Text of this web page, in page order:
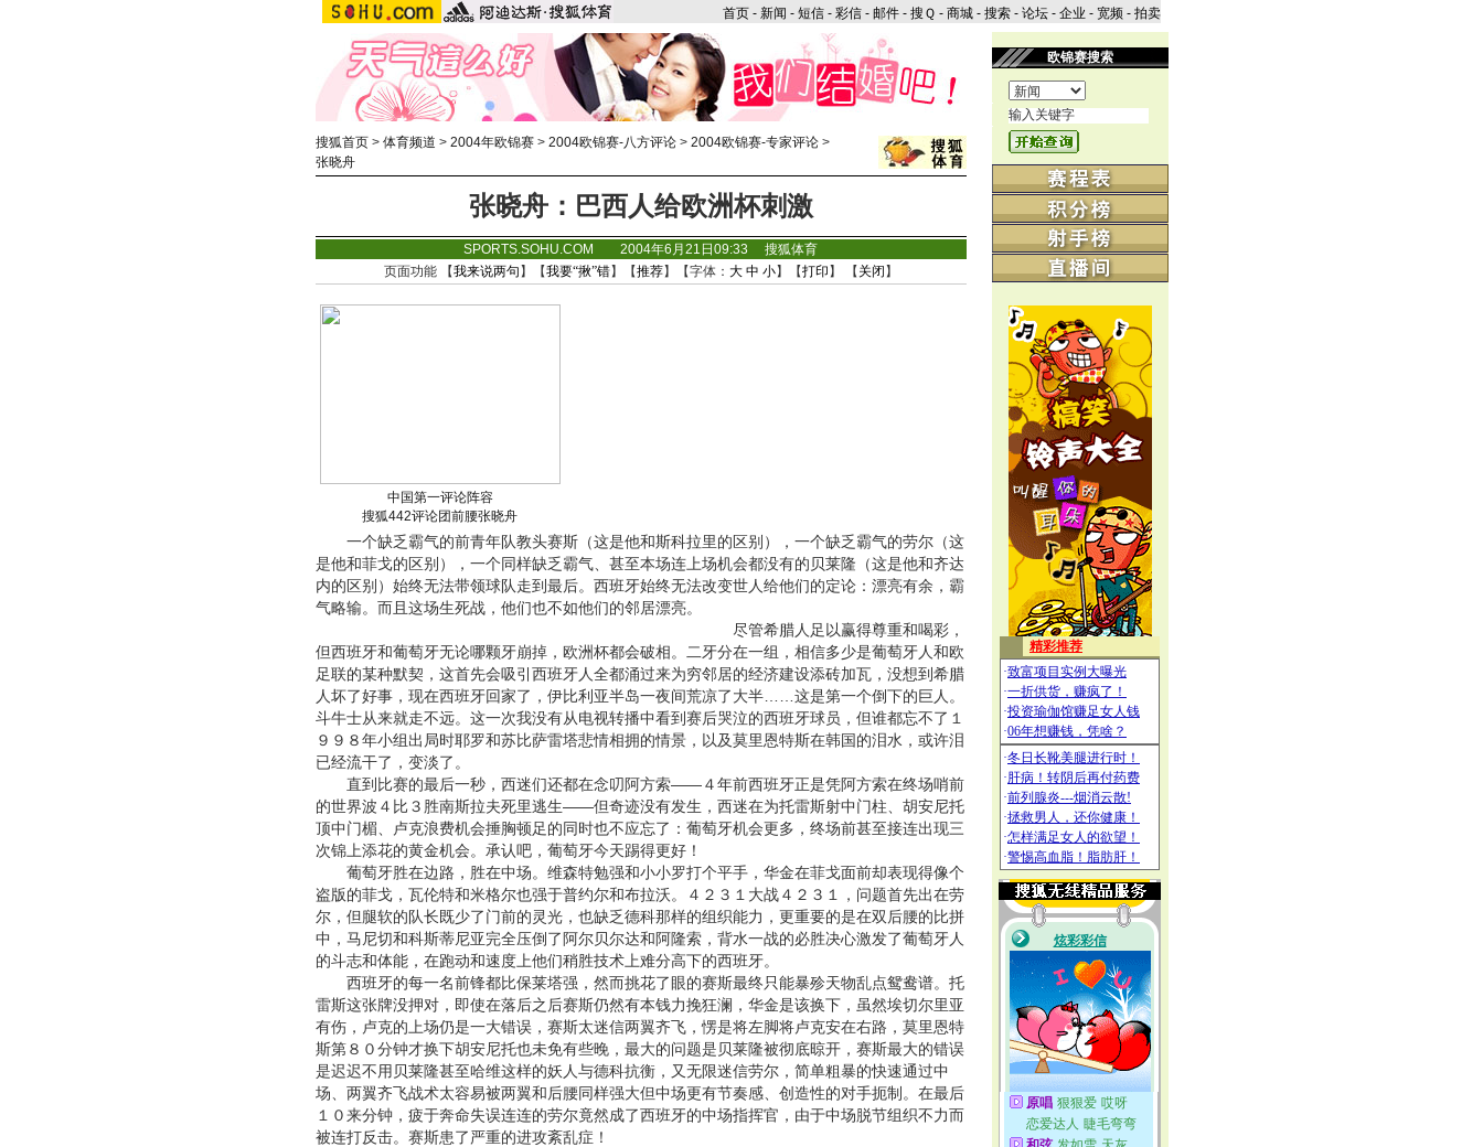
首页 - 新闻 - 短信 - 彩信 - 邮件 - 搜Ｑ - 商城 - 搜索 - 论坛 - 企业 - 宽频 - 拍卖
搜狐首页> 体育频道 > 2004年欧锦赛> 2004欧锦赛-八方评论> 2004欧锦赛-专家评论>
张晓舟
张晓舟：巴西人给欧洲杯刺激
SPORTS.SOHU.COM 2004年6月21日09:33 搜狐体育
页面功能 【我来说两句 】【我要“揪”错】【推荐】【字体： 大 中 小】【打印 】 【 关闭 】
中国第一评论阵容
搜狐442评论团前腰张晓舟
一个缺乏霸气的前青年队教头赛斯（这是他和斯科拉里的区别），一个缺乏霸气的劳尔（这
是他和菲戈的区别），一个同样缺乏霸气、甚至本场连上场机会都没有的贝莱隆（这是他和齐达
内的区别）始终无法带领球队走到最后。西班牙始终无法改变世人给他们的定论：漂亮有余，霸
气略输。而且这场生死战，他们也不如他们的邻居漂亮。
尽管希腊人足以赢得尊重和喝彩，
但西班牙和葡萄牙无论哪颗牙崩掉，欧洲杯都会破相。二牙分在一组，相信多少是葡萄牙人和欧
足联的某种默契，这首先会吸引西班牙人全都涌过来为穷邻居的经济建设添砖加瓦，没想到希腊
人坏了好事，现在西班牙回家了，伊比利亚半岛一夜间荒凉了大半……这是第一个倒下的巨人。
斗牛士从来就走不远。这一次我没有从电视转播中看到赛后哭泣的西班牙球员，但谁都忘不了１
９９８年小组出局时耶罗和苏比萨雷塔悲情相拥的情景，以及莫里恩特斯在韩国的泪水，或许泪
已经流干了，变淡了。
直到比赛的最后一秒，西迷们还都在念叨阿方索——４年前西班牙正是凭阿方索在终场哨前
的世界波４比３胜南斯拉夫死里逃生——但奇迹没有发生，西迷在为托雷斯射中门柱、胡安尼托
顶中门楣、卢克浪费机会捶胸顿足的同时也不应忘了：葡萄牙机会更多，终场前甚至接连出现三
次锦上添花的黄金机会。承认吧，葡萄牙今天踢得更好！
葡萄牙胜在边路，胜在中场。维森特勉强和小小罗打个平手，华金在菲戈面前却表现得像个
盗版的菲戈，瓦伦特和米格尔也强于普约尔和布拉沃。４２３１大战４２３１，问题首先出在劳
尔，但腿软的队长既少了门前的灵光，也缺乏德科那样的组织能力，更重要的是在双后腰的比拼
中，马尼切和科斯蒂尼亚完全压倒了阿尔贝尔达和阿隆索，背水一战的必胜决心激发了葡萄牙人
的斗志和体能，在跑动和速度上他们稍胜技术上难分高下的西班牙。
西班牙的每一名前锋都比保莱塔强，然而挑花了眼的赛斯最终只能暴殄天物乱点鸳鸯谱。托
雷斯这张牌没押对，即使在落后之后赛斯仍然有本钱力挽狂澜，华金是该换下，虽然埃切尔里亚
有伤，卢克的上场仍是一大错误，赛斯太迷信两翼齐飞，愣是将左脚将卢克安在右路，莫里恩特
斯第８０分钟才换下胡安尼托也未免有些晚，最大的问题是贝莱隆被彻底晾开，赛斯最大的错误
是迟迟不用贝莱隆甚至哈维这样的妖人与德科抗衡，又无限迷信劳尔，简单粗暴的快速通过中
场、两翼齐飞战术太容易被两翼和后腰同样强大但中场更有节奏感、创造性的对手扼制。在最后
１０来分钟，疲于奔命失误连连的劳尔竟然成了西班牙的中场指挥官，由于中场脱节组织不力而
被连打反击。赛斯患了严重的进攻紊乱症！
欧锦赛搜索